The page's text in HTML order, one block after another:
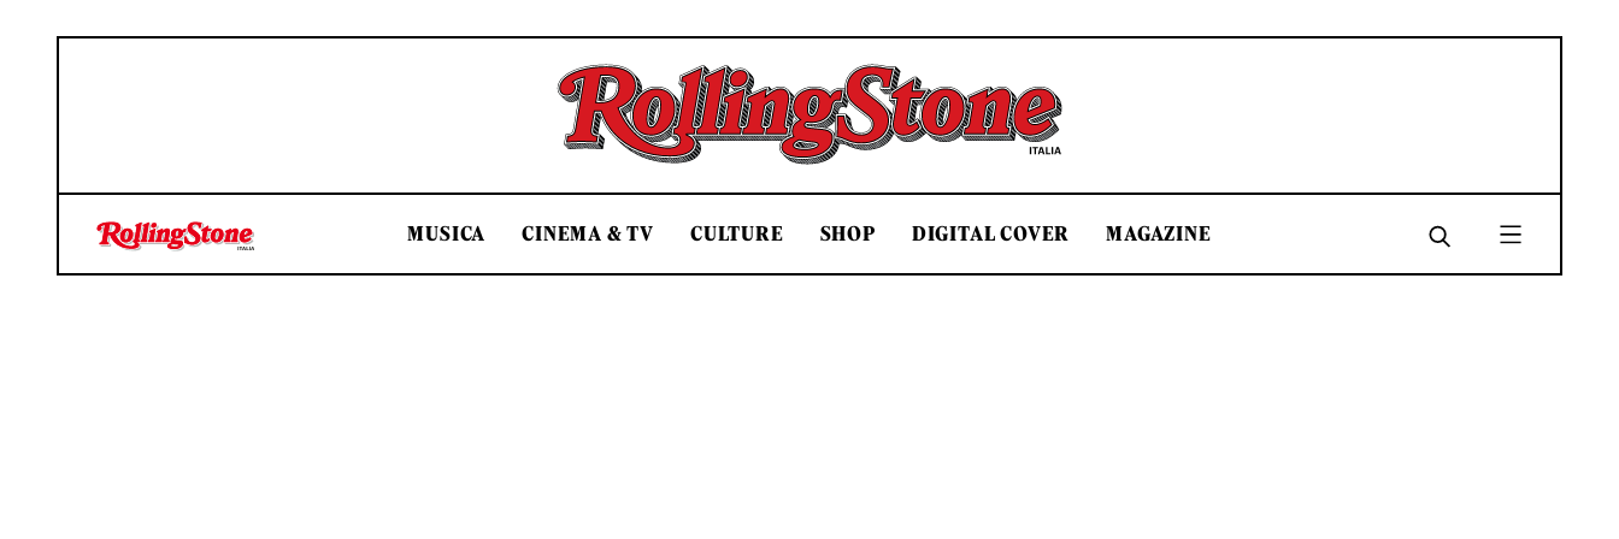
Rolling Stone Italia
MUSICA CINEMA & TV CULTURE SHOP DIGITAL COVER MAGAZINE